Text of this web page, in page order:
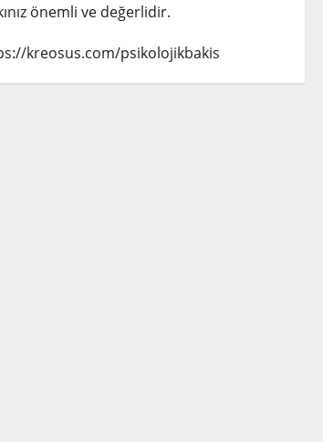
önemli ve değerlidir.
kreosus.com/psikolojikbakis